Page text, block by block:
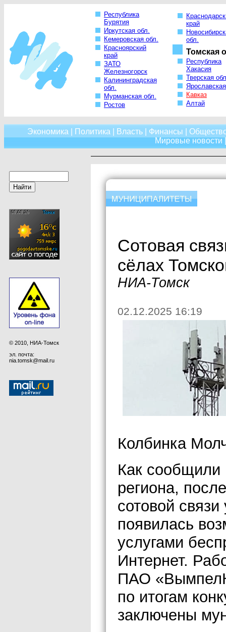
Республика
Бурятия
Иркутская обл.
Кемеровская обл.
Красноярский
край
ЗАТО
Железногорск
Калининградская
обл.
Мурманская обл.
Ростов
край
обл.
Томская
Республика
Хакасия
Тверская
Кавказ
Алтай
Экономика Политика Власть Финансы
Мировые новости
© 2010, НИА-Томск
эл. почта:
nia.tomsk@mail.ru
Сотовая
сёлах
НИА-Томск
02.12.2025 16:19
Колбинка
Как
региона,
сотовой
появилась
услугами
Интернет.
ПАО
по итогам
заключены